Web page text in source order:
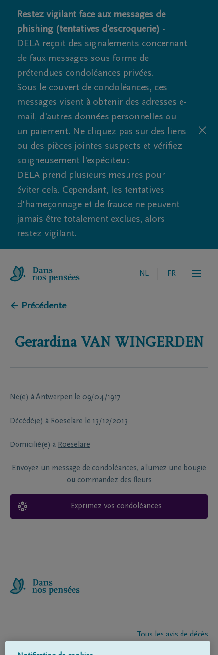
Restez vigilant face aux messages de
phishing (tentatives d'escroquerie) -
DELA reçoit des signalements concernant
de faux messages sous forme de
prétendues condoléances privées.
Sous le couvert de condoléances, ces
messages visent à obtenir des adresses e-
mail, d'autres données personnelles ou
un paiement. Ne cliquez pas sur des liens
ou des pièces jointes suspects et vérifiez
soigneusement l'expéditeur.
DELA prend plusieurs mesures pour
éviter cela. Cependant, les tentatives
d'hameçonnage et de fraude ne peuvent
jamais être totalement exclues, alors
restez vigilant.
NL FR
← Précédente
Gerardina VAN WINGERDEN
Né(e) à Antwerpen le 09/04/1917
Décédé(e) à Roeselare le 13/12/2013
Domicilié(e) à Roeselare
Envoyez un message de condoléances, allumez une bougie
ou commandez des fleurs
Exprimez vos condoléances
Tous les avis de décès